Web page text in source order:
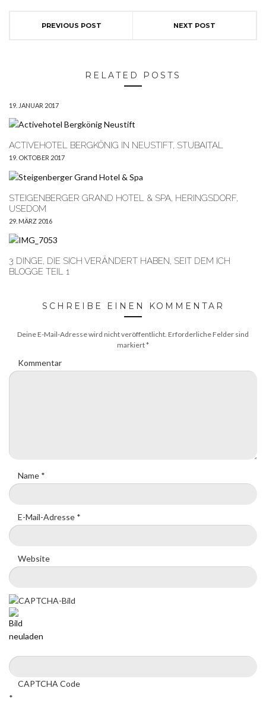
PREVIOUS POST NEXT POST
RELATED POSTS
19. JANUAR 2017
ACTIVEHOTEL BERGKÖNIG IN NEUSTIFT, STUBAITAL
19. OKTOBER 2017
STEIGENBERGER GRAND HOTEL & SPA, HERINGSDORF,
USEDOM
29. MÄRZ 2016
3 DINGE, DIE SICH VERÄNDERT HABEN, SEIT DEM ICH
BLOGGE TEIL 1
SCHREIBE EINEN KOMMENTAR
Deine E-Mail-Adresse wird nicht veröffentlicht. Erforderliche Felder sind
markiert*
Kommentar
Name *
E-Mail-Adresse *
Website
CAPTCHA Code
*